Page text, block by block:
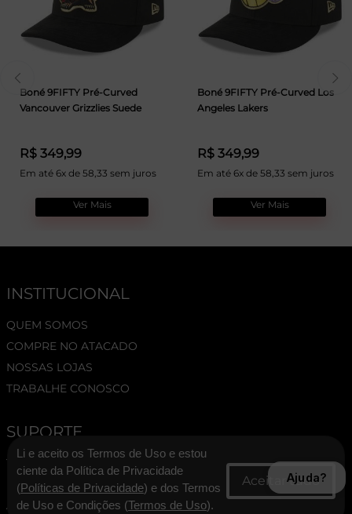
Boné 9FIFTY Pré-Curved
Vancouver Grizzlies Suede
R$ 349,99
Em até 6x de 58,33 sem juros
Ver Mais
Boné 9FIFTY Pré-Curved Los
Angeles Lakers
R$ 349,99
Em até 6x de 58,33 sem juros
Ver Mais
INSTITUCIONAL
QUEM SOMOS
COMPRE NO ATACADO
NOSSAS LOJAS
TRABALHE CONOSCO
SUPORTE
TERMOS E CONDIÇÕES
POLÍTICA DE PRIVACIDADE
ASSESSORIA DE IMPRENSA
Li e aceito os Termos de Uso e estou
ciente da Política de Privacidade
(Políticas de Privacidade) e dos Termos
de Uso e Condições (Termos de Uso).
Ajuda?